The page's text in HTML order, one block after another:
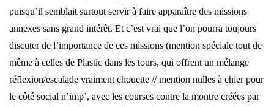
puisqu’il semblait surtout servir à faire apparaître des missions
annexes sans grand intérêt. Et c’est vrai que l’on pourra toujours
discuter de l’importance de ces missions (mention spéciale tout de
même à celles de Plastic dans les tours, qui offrent un mélange
réflexion/escalade vraiment chouette // mention nulles à chier pour
le côté social n’imp’, avec les courses contre la montre créées par